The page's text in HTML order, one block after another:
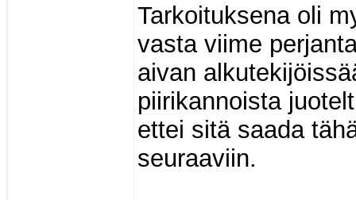
Tarkoituksena oli
vasta viime
aivan
piirikannoista
ettei sitä saada
seuraaviin.